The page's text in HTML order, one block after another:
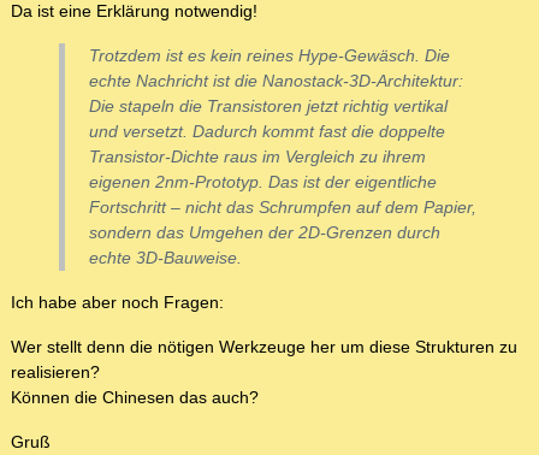
Da ist eine Erklärung notwendig!
Trotzdem ist es kein reines Hype-Gewäsch. Die
echte Nachricht ist die Nanostack-3D-Architektur:
Die stapeln die Transistoren jetzt richtig vertikal
und versetzt. Dadurch kommt fast die doppelte
Transistor-Dichte raus im Vergleich zu ihrem
eigenen 2nm-Prototyp. Das ist der eigentliche
Fortschritt – nicht das Schrumpfen auf dem Papier,
sondern das Umgehen der 2D-Grenzen durch
echte 3D-Bauweise.
Ich habe aber noch Fragen:
Wer stellt denn die nötigen Werkzeuge her um diese Strukturen zu
realisieren?
Können die Chinesen das auch?
Gruß